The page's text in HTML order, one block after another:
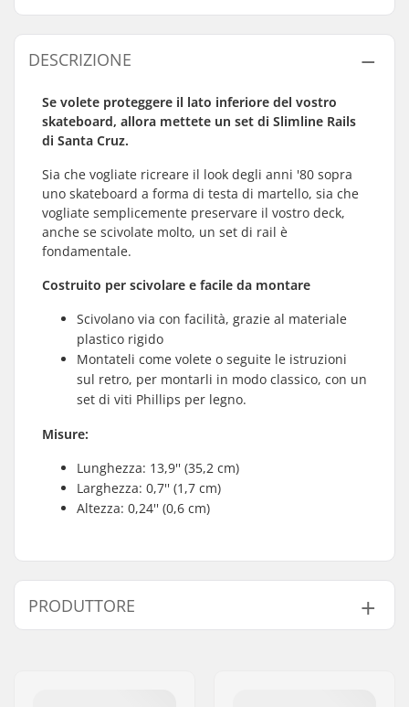
DESCRIZIONE
Se volete proteggere il lato inferiore del vostro
skateboard, allora mettete un set di Slimline Rails
di Santa Cruz.
Sia che vogliate ricreare il look degli anni '80 sopra
uno skateboard a forma di testa di martello, sia che
vogliate semplicemente preservare il vostro deck,
anche se scivolate molto, un set di rail è
fondamentale.
Costruito per scivolare e facile da montare
Scivolano via con facilità, grazie al materiale
plastico rigido
Montateli come volete o seguite le istruzioni
sul retro, per montarli in modo classico, con un
set di viti Phillips per legno.
Misure:
Lunghezza: 13,9'' (35,2 cm)
Larghezza: 0,7'' (1,7 cm)
Altezza: 0,24'' (0,6 cm)
PRODUTTORE